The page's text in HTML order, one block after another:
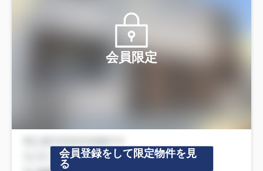
会員限定
会員登録をして限定物件を見
る